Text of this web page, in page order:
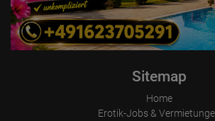
Unsere Adresse verfügt über alle notwendigen
des ProstSchG. Somit sind bei uns gültige
Anreise vorzulegen. Gerne helfen wir Dir auch
des Prostituiertenpasses (Bitte rechtzeitig
Wir freuen uns auf Deine Bewerbung.
Das Team von ASTORIA heißt Dich herzlich
Sitemap
Home
Erotik-Jobs &